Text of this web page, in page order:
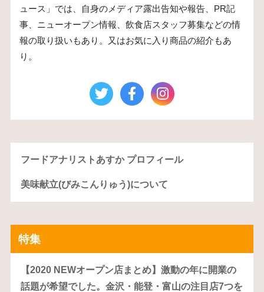
ュース」では、自身のメディア露出告知や報告、PR記
事、ニューオープン情報、飲食店スタッフ募集などの情
報の取り扱いもあり。又はお気に入り商品の紹介もあ
り。
フードアナリストあすか プロフィール
美味献立(びみこんりゅう)について
特集
【2020 NEWオープン店まとめ】激動の年に開業の
話題が希望でした。金沢・能登・富山の注目店7つを